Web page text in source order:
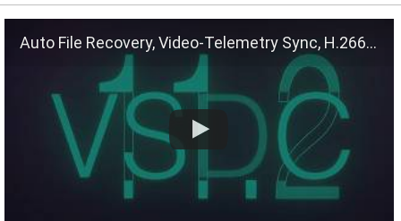
Auto File Recovery, Video-Telemetry Sync, H.266 (VVC)